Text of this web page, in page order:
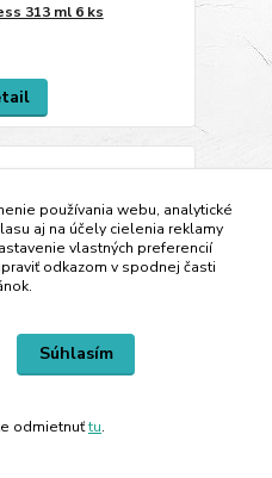
313 ml 6 ks
používania webu, analytické
aj na účely cielenia reklamy
vlastných preferencií
odkazom v spodnej časti
Súhlasím
odmietnuťtu.